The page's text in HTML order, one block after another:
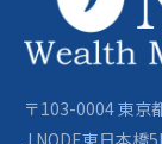
〒103-0004 東京
J.NODE東日本橋